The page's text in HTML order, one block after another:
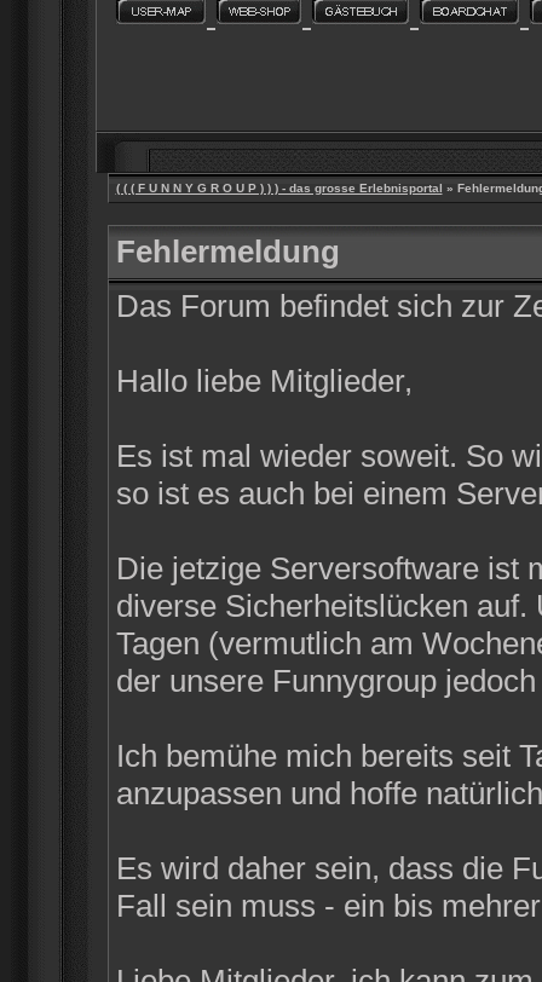
( ( ( F U N N Y G R O U P ) ) ) - das grosse Erlebnisportal »
Fehlermeldung
Das Forum befindet sich zur
Hallo liebe Mitglieder,
Es ist mal wieder soweit. So
so ist es auch bei einem
Die jetzige Serversoftware ist
diverse Sicherheitslücken
Tagen (vermutlich am
der unsere Funnygroup
Ich bemühe mich bereits seit
anzupassen und hoffe
Es wird daher sein, dass die
Fall sein muss - ein bis